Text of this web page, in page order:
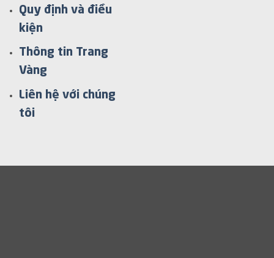
Quy định và điều
kiện
Thông tin Trang
Vàng
Liên hệ với chúng
tôi